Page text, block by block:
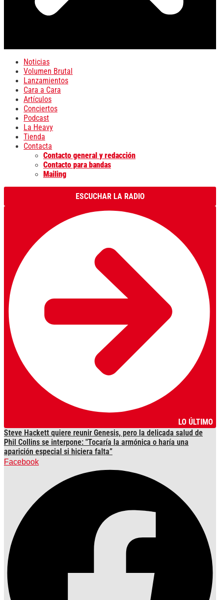
Noticias
Volumen Brutal
Lanzamientos
Cara a Cara
Artículos
Conciertos
Podcast
La Heavy
Tienda
Contacta
Contacto general y redacción
Contacto para bandas
Mailing
ESCUCHAR LA RADIO
LO ÚLTIMO
Steve Hackett quiere reunir Genesis, pero la delicada salud de
Phil Collins se interpone: "Tocaría la armónica o haría una
aparición especial si hiciera falta”
Facebook